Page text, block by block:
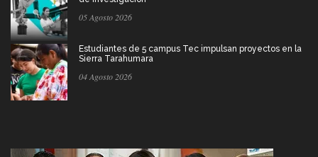
05 Agosto 2026
Estudiantes de 5 campus Tec impulsan proyectos en la
Sierra Tarahumara
04 Agosto 2026